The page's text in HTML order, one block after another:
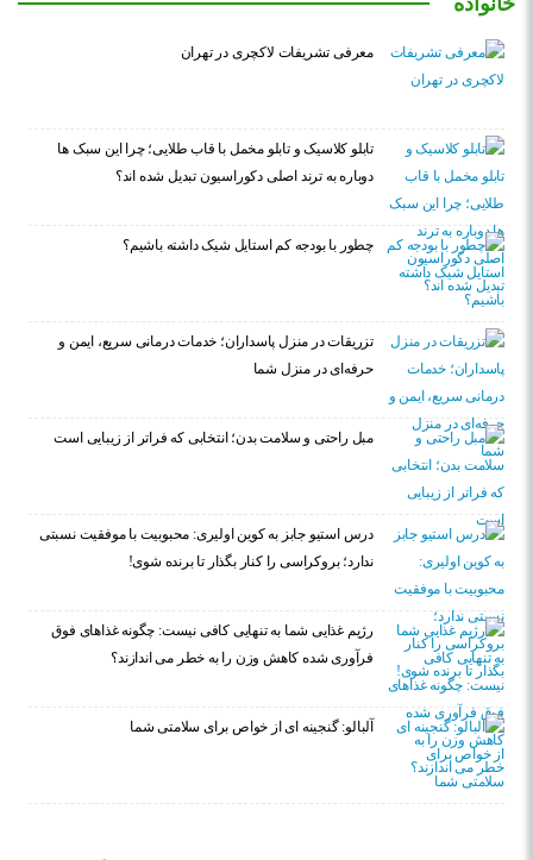
معرفی تشریفات لاکچری در تهران
تابلو کلاسیک و تابلو مخمل با قاب طلایی؛ چرا این سبک ها
دوباره به ترند اصلی دکوراسیون تبدیل شده اند؟
چطور با بودجه کم استایل شیک داشته باشیم؟
تزریقات در منزل پاسداران؛ خدمات درمانی سریع، ایمن و
حرفه‌ای در منزل شما
مبل راحتی و سلامت بدن؛ انتخابی که فراتر از زیبایی است
درس استیو جابز به کوین اولیری: محبوبیت با موفقیت نسبتی
ندارد؛ بروکراسی را کنار بگذار تا برنده شوی!
رژیم غذایی شما به تنهایی کافی نیست: چگونه غذاهای فوق
فرآوری شده کاهش وزن را به خطر می اندازند؟
آلبالو: گنجینه ای از خواص برای سلامتی شما